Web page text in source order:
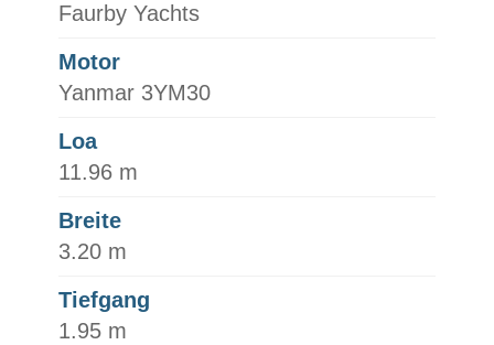
Faurby Yachts
Motor
Yanmar 3YM30
Loa
11.96 m
Breite
3.20 m
Tiefgang
1.95 m